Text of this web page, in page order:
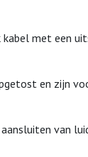
kabel met een
en zijn
van